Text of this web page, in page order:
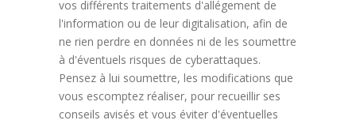
vos différents traitements d'allégement de
l'information ou de leur digitalisation, afin de
ne rien perdre en données ni de les soumettre
à d'éventuels risques de cyberattaques.
Pensez à lui soumettre, les modifications que
vous escomptez réaliser, pour recueillir ses
conseils avisés et vous éviter d'éventuelles